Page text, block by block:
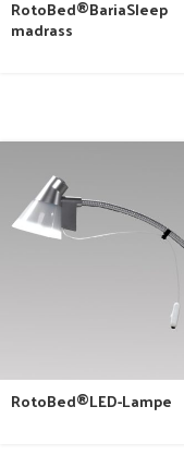
RotoBed®BariaSleep
madrass
RotoBed®LED-Lampe